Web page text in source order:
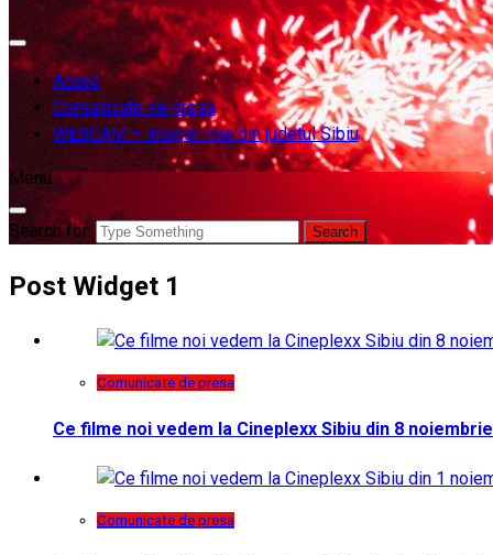
… locatii si evenimente din Sibiu!!!
Acasa
Comunicate de presa
WEBCAM – imagini live din judetul Sibiu
Menu
Search for:
Post Widget 1
Comunicate de presa
Ce filme noi vedem la Cineplexx Sibiu din 8 noiembrie
Comunicate de presa